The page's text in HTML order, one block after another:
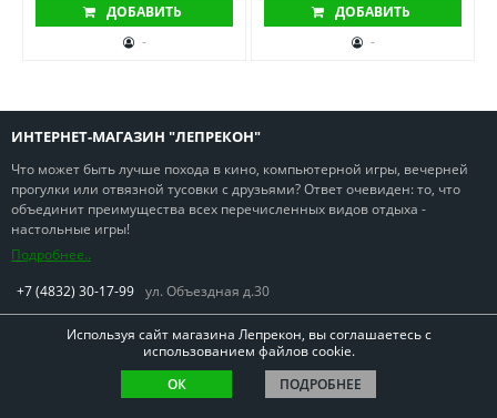
ДОБАВИТЬ
-
ДОБАВИТЬ
-
ИНТЕРНЕТ-МАГАЗИН "ЛЕПРЕКОН"
Что может быть лучше похода в кино, компьютерной игры, вечерней
прогулки или отвязной тусовки с друзьями? Ответ очевиден: то, что
объединит преимущества всех перечисленных видов отдыха -
настольные игры!
Подробнее..
+7 (4832) 30-17-99 ул. Объездная д.30
Copyright © Лепрекон 2013-2026. Все права защищены
Используя сайт магазина Лепрекон, вы соглашаетесь с
использованием файлов cookie.
ОК
ПОДРОБНЕЕ